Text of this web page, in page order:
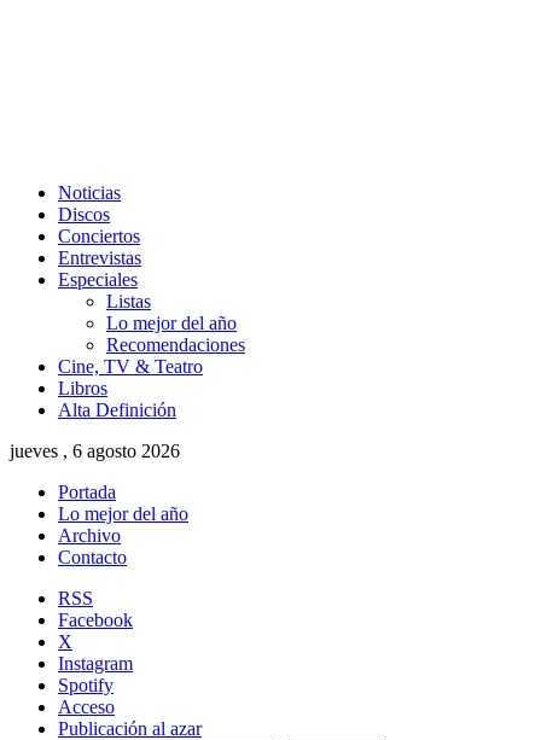
Noticias
Discos
Conciertos
Entrevistas
Especiales
Listas
Lo mejor del año
Recomendaciones
Cine, TV & Teatro
Libros
Alta Definición
jueves , 6 agosto 2026
Portada
Lo mejor del año
Archivo
Contacto
RSS
Facebook
X
Instagram
Spotify
Acceso
Publicación al azar